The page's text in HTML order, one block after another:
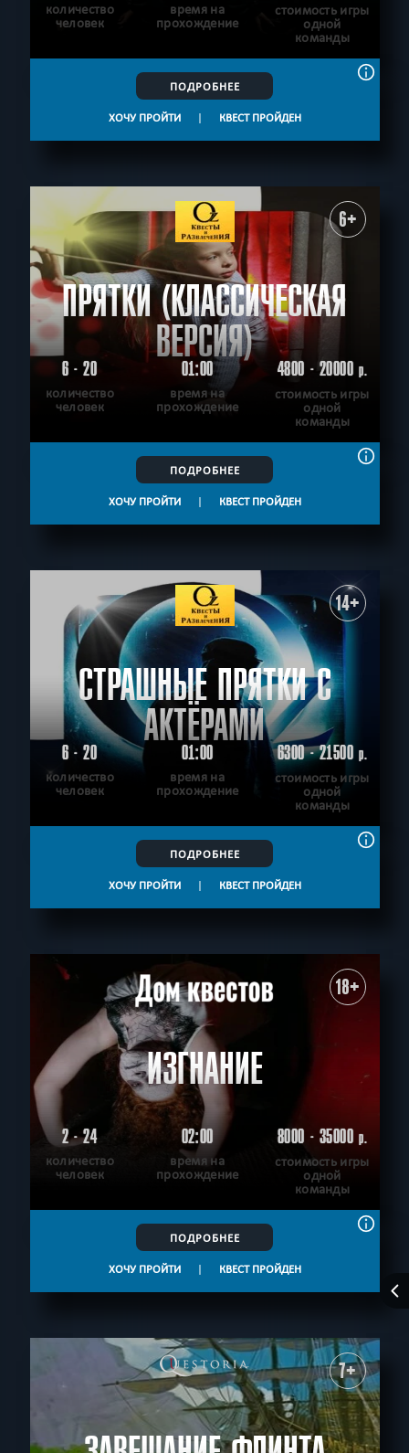
количество
человек
время на
прохождение
стоимость игры
одной
команды
ПОДРОБНЕЕ
ХОЧУ ПРОЙТИ | КВЕСТ ПРОЙДЕН
6+
ПРЯТКИ (КЛАССИЧЕСКАЯ
ВЕРСИЯ)
6 - 20
количество
человек
01:00
время на
прохождение
4800 - 20000р.
стоимость игры
одной
команды
ПОДРОБНЕЕ
ХОЧУ ПРОЙТИ | КВЕСТ ПРОЙДЕН
14+
СТРАШНЫЕ ПРЯТКИ С
АКТЁРАМИ
6 - 20
количество
человек
01:00
время на
прохождение
6300 - 21500р.
стоимость игры
одной
команды
ПОДРОБНЕЕ
ХОЧУ ПРОЙТИ | КВЕСТ ПРОЙДЕН
18+
ИЗГНАНИЕ
2 - 24
количество
человек
02:00
время на
прохождение
8000 - 35000р.
стоимость игры
одной
команды
ПОДРОБНЕЕ
ХОЧУ ПРОЙТИ | КВЕСТ ПРОЙДЕН
7+